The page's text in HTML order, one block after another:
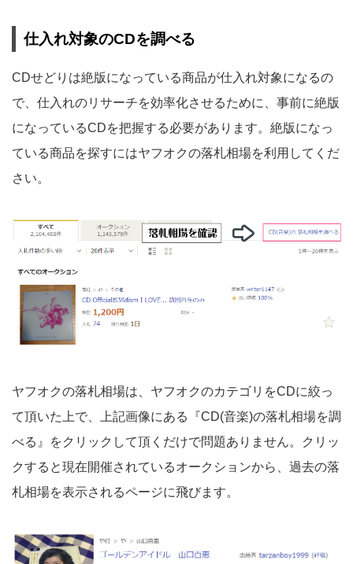
仕入れ対象のCDを調べる
CDせどりは絶版になっている商品が仕入れ対象になるの
で、仕入れのリサーチを効率化させるために、事前に絶版
になっているCDを把握する必要があります。絶版になっ
ている商品を探すにはヤフオクの落札相場を利用してくだ
さい。
ヤフオクの落札相場は、ヤフオクのカテゴリをCDに絞っ
て頂いた上で、上記画像にある『CD(音楽)の落札相場を調
べる』をクリックして頂くだけで問題ありません。クリッ
クすると現在開催されているオークションから、過去の落
札相場を表示されるページに飛びます。